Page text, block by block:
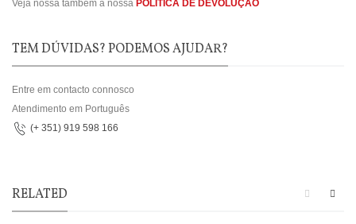
Veja nossa também a nossa POLÍTICA DE DEVOLUÇÃO
TEM DÚVIDAS? PODEMOS AJUDAR?
Entre em contacto connosco
Atendimento em Português
(+ 351) 919 598 166
RELATED